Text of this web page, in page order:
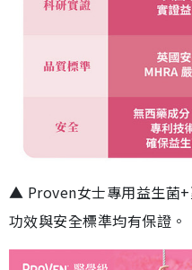
▲ Proven女士專用益生菌+
功效與安全標準均有保證。